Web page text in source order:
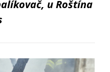
u Roštína